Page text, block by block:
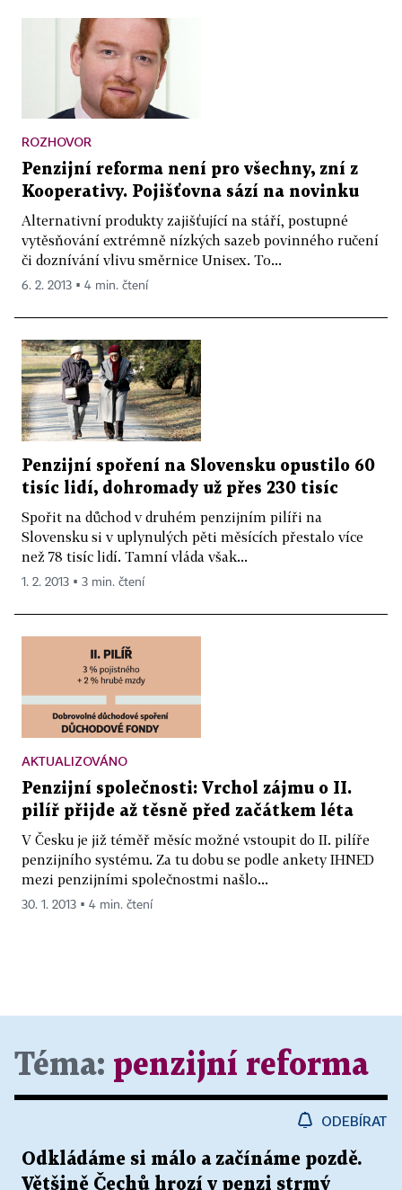
ROZHOVOR
Penzijní reforma není pro všechny, zní z
Kooperativy. Pojišťovna sází na novinku
Alternativní produkty zajišťující na stáří, postupné
vytěsňování extrémně nízkých sazeb povinného ručení
či doznívání vlivu směrnice Unisex. To...
6. 2. 2013 ▪ 4 min. čtení
Penzijní spoření na Slovensku opustilo 60
tisíc lidí, dohromady už přes 230 tisíc
Spořit na důchod v druhém penzijním pilíři na
Slovensku si v uplynulých pěti měsících přestalo více
než 78 tisíc lidí. Tamní vláda však...
1. 2. 2013 ▪ 3 min. čtení
AKTUALIZOVÁNO
Penzijní společnosti: Vrchol zájmu o II.
pilíř přijde až těsně před začátkem léta
V Česku je již téměř měsíc možné vstoupit do II. pilíře
penzijního systému. Za tu dobu se podle ankety IHNED
mezi penzijními společnostmi našlo...
30. 1. 2013 ▪ 4 min. čtení
Téma: penzijní reforma
ODEBÍRAT
Odkládáme si málo a začínáme pozdě.
Většině Čechů hrozí v penzi strmý